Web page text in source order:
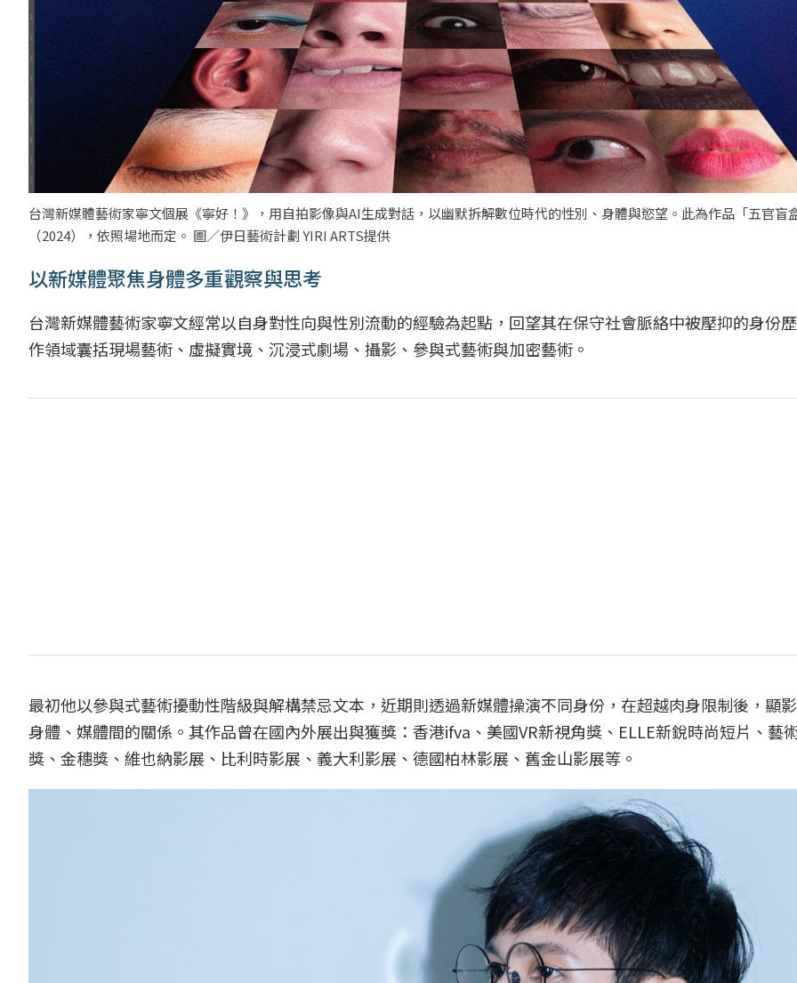
台灣新媒體藝術家寧文個展《寧好！》，用自拍影像與AI生成對話，以幽默拆解數位時代的性別、身體與慾望。此為作品「五官盲
（2024），依照場地而定。 圖／伊日藝術計劃 YIRI ARTS提供
以新媒體聚焦身體多重觀察與思考
台灣新媒體藝術家寧文經常以自身對性向與性別流動的經驗為起點，回望其在保守社會脈絡中被壓抑的身份
作領域囊括現場藝術、虛擬實境、沉浸式劇場、攝影、參與式藝術與加密藝術。
最初他以參與式藝術擾動性階級與解構禁忌文本，近期則透過新媒體操演不同身份，在超越肉身限制後，顯
身體、媒體間的關係。其作品曾在國內外展出與獲獎：香港ifva、美國VR新視角獎、ELLE新銳時尚短片、藝
獎、金穗獎、維也納影展、比利時影展、義大利影展、德國柏林影展、舊金山影展等。